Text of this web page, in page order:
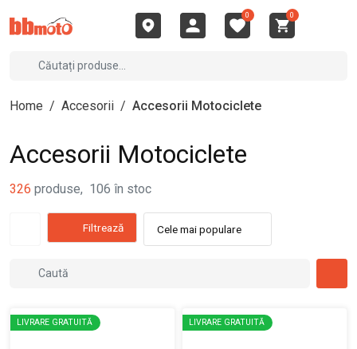
0 0
Home / Accesorii / Accesorii Motociclete
Accesorii Motociclete
326 produse, 106 în stoc
Filtrează Cele mai populare
LIVRARE GRATUITĂ LIVRARE GRATUITĂ